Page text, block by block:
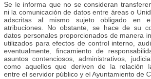
Se le informa que no se consideran
ni la comunicación de datos entre áreas o
adscritas al mismo sujeto obligado en
atribuciones. No obstante, se hace de su
datos personales proporcionados de manera
utilizados para efectos de control interno,
eventualmente, fincamiento de
asuntos contenciosos, administrativos,
como aquellos que deriven de la relación
entre el servidor público y el Ayuntamiento de